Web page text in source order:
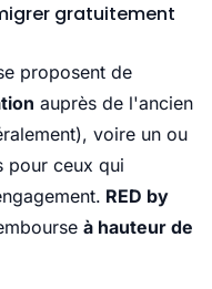
gratuitement
proposent de
auprès de l'ancien
voire un ou
pour ceux qui
RED by
à hauteur de